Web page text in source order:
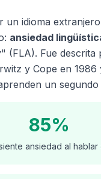
un idioma
ansiedad
(FLA). Fue
y Cope en 1986
un segundo
85%
ansiedad al hablar